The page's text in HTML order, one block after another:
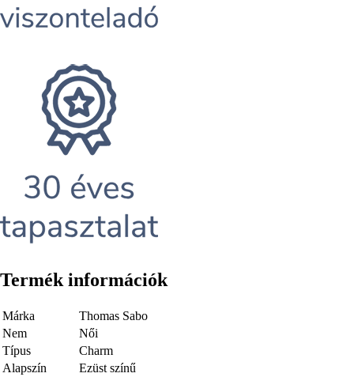
Termék információk
Márka
Thomas Sabo
Nem
Női
Típus
Charm
Alapszín
Ezüst színű